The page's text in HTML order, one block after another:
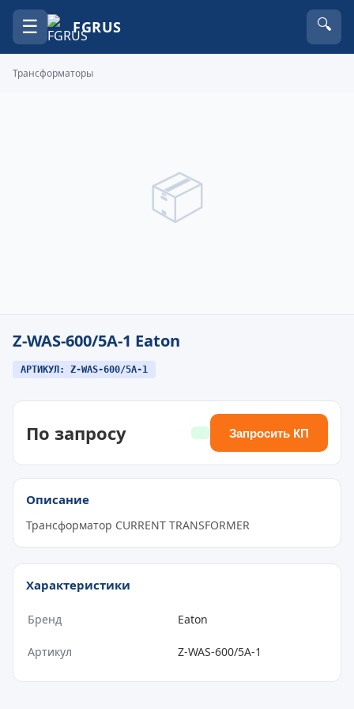
☰ FGRUS 🔍
Трансформаторы
📦
Z-WAS-600/5A-1 Eaton
АРТИКУЛ: Z-WAS-600/5A-1
По запросу Запросить КП
Описание
Трансформатор CURRENT TRANSFORMER
Характеристики
Бренд Eaton
Артикул Z-WAS-600/5A-1